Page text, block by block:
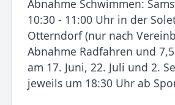
Abnahme Schwimmen:
10:30 - 11:00 Uhr in der
Otterndorf (nur nach
Abnahme Radfahren und
am 17. Juni, 22. Juli und 2.
jeweils um 18:30 Uhr ab